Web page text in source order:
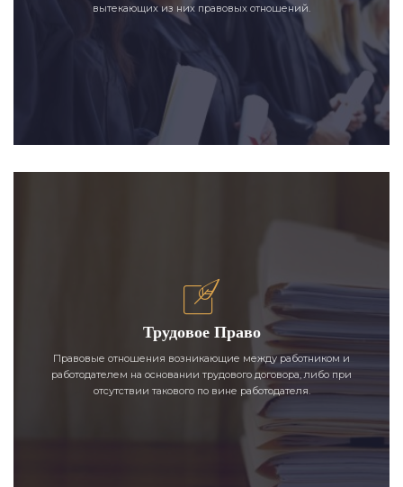
вытекающих из них правовых отношений.
Трудовое Право
Правовые отношения возникающие между работником и
работодателем на основании трудового договора, либо при
отсутствии такового по вине работодателя.